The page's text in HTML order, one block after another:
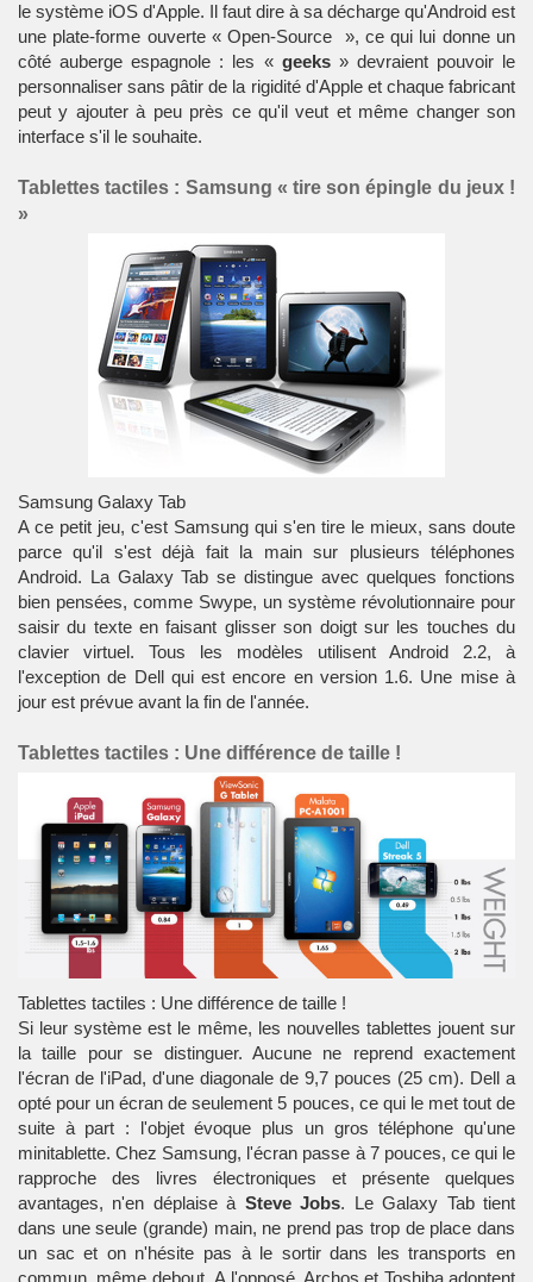
le système iOS d'Apple. Il faut dire à sa décharge qu'Android est
une plate-forme ouverte «Open-Source », ce qui lui donne un
côté auberge espagnole : les « geeks» devraient pouvoir le
personnaliser sans pâtir de la rigidité d'Apple et chaque fabricant
peut y ajouter à peu près ce qu'il veut et même changer son
interface s'il le souhaite.
Tablettes tactiles : Samsung « tire son épingle du jeux !
»
Samsung Galaxy Tab
A ce petit jeu, c'est Samsung qui s'en tire le mieux, sans doute
parce qu'il s'est déjà fait la main sur plusieurs téléphones
Android. La Galaxy Tab se distingue avec quelques fonctions
bien pensées, comme Swype, un système révolutionnaire pour
saisir du texte en faisant glisser son doigt sur les touches du
clavier virtuel. Tous les modèles utilisent Android 2.2, à
l'exception de Dell qui est encore en version 1.6. Une mise à
jour est prévue avant la fin de l'année.
Tablettes tactiles : Une différence de taille !
Tablettes tactiles : Une différence de taille !
Si leur système est le même, les nouvelles tablettes jouent sur
la taille pour se distinguer. Aucune ne reprend exactement
l'écran de l'iPad, d'une diagonale de 9,7 pouces (25 cm). Dell a
opté pour un écran de seulement 5 pouces, ce qui le met tout de
suite à part : l'objet évoque plus un grostéléphone qu'une
minitablette. Chez Samsung, l'écran passe à 7 pouces, ce qui le
rapproche des livres électroniques et présente quelques
avantages, n'en déplaise à Steve Jobs. Le Galaxy Tab tient
dans une seule (grande) main, ne prend pas trop de place dans
un sac et on n'hésite pas à le sortir dans les transports en